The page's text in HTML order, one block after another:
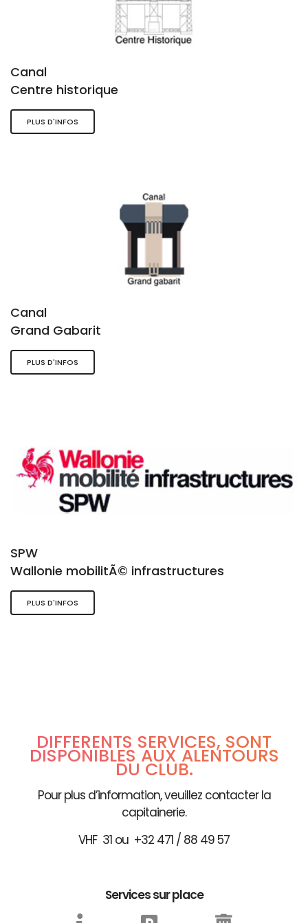
Canal
Centre historique
PLUS D'INFOS
Canal
Grand Gabarit
PLUS D'INFOS
SPW
Wallonie mobilitÃ© infrastructures
PLUS D'INFOS
DIFFÉRENTS SERVICES, SONT
DISPONIBLES AUX ALENTOURS
DU CLUB.
Pour plus d’information, veuillez contacter la
capitainerie.
VHF 31 ou +32 471 / 88 49 57
Services sur place